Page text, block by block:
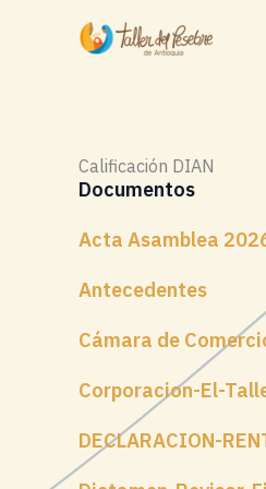
Calificación DIAN
Documentos
Acta Asamblea
Antecedentes
Cámara de
Corporacion-El-
DECLARACION-